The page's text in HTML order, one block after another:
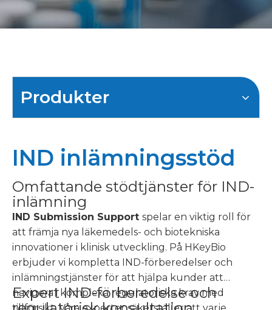
Produkter
IND inlämningsstöd
Omfattande stödtjänster för IND-
inlämning
IND Submission Support spelar en viktig roll för
att främja nya läkemedels- och biotekniska
innovationer i klinisk utveckling. På HKeyBio
erbjuder vi kompletta IND-förberedelser och
inlämningstjänster för att hjälpa kunder att
navigera i komplexa regulatoriska krav med
Expert IND-förberedelse och